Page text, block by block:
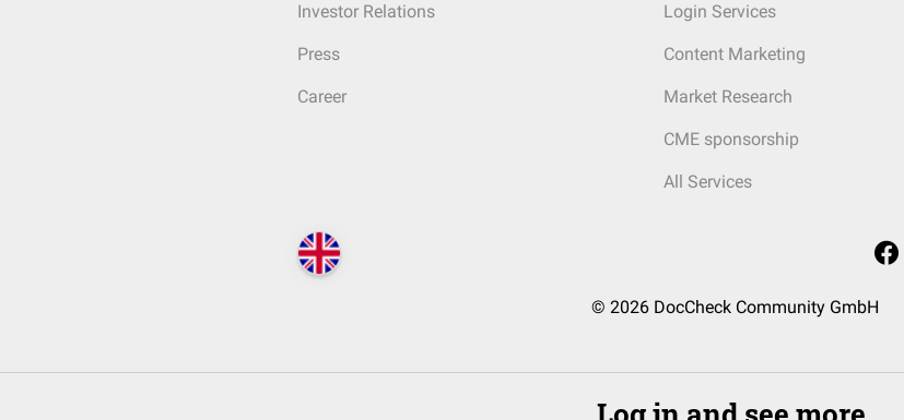
Investor Relations
Press
Career
Login Services
Content Marketing
Market Research
CME sponsorship
All Services
© 2026 DocCheck Community GmbH